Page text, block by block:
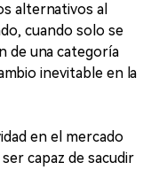
alternativos al
cuando solo se
de una categoría
inevitable en la
en el mercado
capaz de sacudir